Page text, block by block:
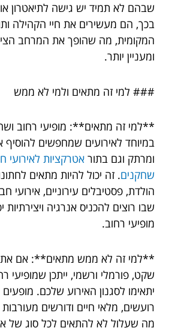
שבהם לא תמיד יש גישה לתיאטרון
בכך, הם מעשירים את חיי הקהילה
המקומית, מה שהופך את המרחב
ומעניין יותר.
### למי זה מתאים ולמי לא ממש
**למי זה מתאים**: מופיעי רחוב
במיוחד לאירועים שמחפשים להוסיף
ומרתק וגם בתור אטרקציות לאירועי
שחקנים. זה יכול להיות מתאים
הולדת, פסטיבלים עירוניים, אירועי
שבו רוצים להכניס אנרגיה ויצירתיות
מופיעי רחוב.
**למי זה לא ממש מתאים**: אם
שקט, פורמלי ורשמי, ייתכן שמופיעי
יתאימו לסגנון האירוע שלכם.
רועשים, מלאי חיים ודורשים
מה שעלול לא להתאים לכל סוג של